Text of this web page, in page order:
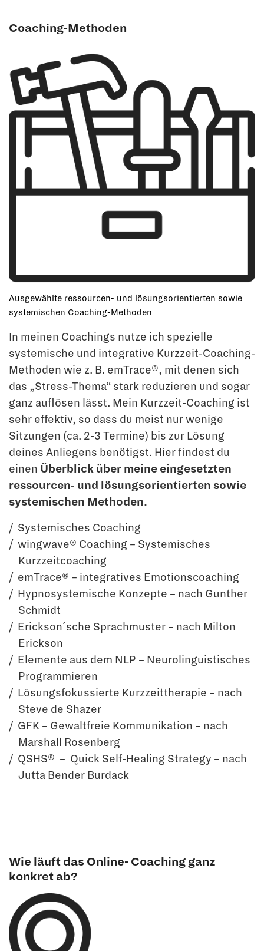
Coaching-Methoden
Ausgewählte ressourcen- und lösungsorientierten sowie
systemischen Coaching-Methoden
In meinen Coachings nutze ich spezielle
systemische und integrative Kurzzeit-Coaching-
Methoden wie z. B. emTrace®, mit denen sich
das „Stress-Thema“ stark reduzieren und sogar
ganz auflösen lässt. Mein Kurzzeit-Coaching ist
sehr effektiv, so dass du meist nur wenige
Sitzungen (ca. 2-3 Termine) bis zur Lösung
deines Anliegens benötigst. Hier findest du
einen Überblick über meine eingesetzten
ressourcen- und lösungsorientierten sowie
systemischen Methoden.
Systemisches Coaching
wingwave® Coaching – Systemisches
Kurzzeitcoaching
emTrace® – integratives Emotionscoaching
Hypnosystemische Konzepte – nach Gunther
Schmidt
Erickson´sche Sprachmuster – nach Milton
Erickson
Elemente aus dem NLP – Neurolinguistisches
Programmieren
Lösungsfokussierte Kurzzeittherapie – nach
Steve de Shazer
GFK – Gewaltfreie Kommunikation – nach
Marshall Rosenberg
QSHS® – Quick Self-Healing Strategy – nach
Jutta Bender Burdack
Wie läuft das Online- Coaching ganz
konkret ab?